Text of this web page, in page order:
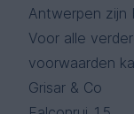
Antwerpen zijn
Voor alle
voorwaarden
Grisar & Co